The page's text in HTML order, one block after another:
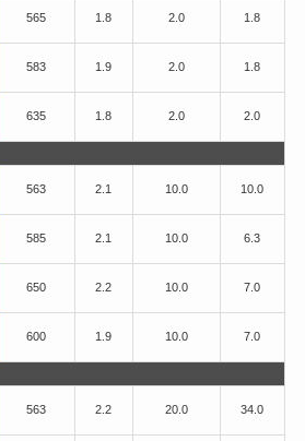
565 1.8 2.0 1.8
583 1.9 2.0 1.8
635 1.8 2.0 2.0
563 2.1 10.0 10.0
585 2.1 10.0 6.3
650 2.2 10.0 7.0
600 1.9 10.0 7.0
563 2.2 20.0 34.0